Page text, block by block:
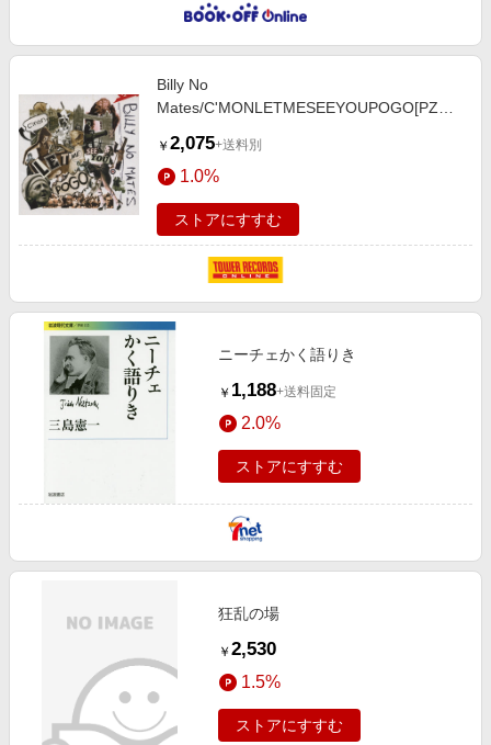
Billy No
Mates/C'MONLETMESEEYOUPOGO[PZCY-
￥ 2,075+送料別
1.0%
ストアにすすむ
ニーチェかく語りき
￥ 1,188+送料固定
2.0%
ストアにすすむ
狂乱の場
￥ 2,530
1.5%
ストアにすすむ